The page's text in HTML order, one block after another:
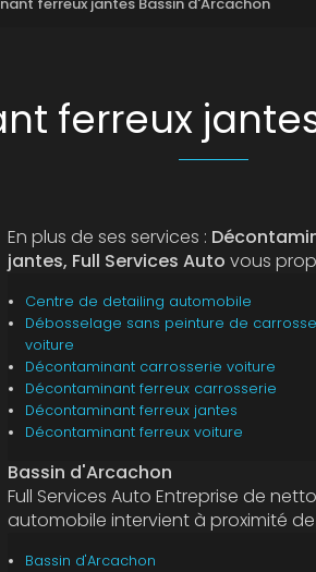
ferreux
En plus de ses services :
jantes, Full Services Auto vous
Centre de detailing automobile
Débosselage sans peinture de
voiture
Décontaminant carrosserie voiture
Décontaminant ferreux carrosserie
Décontaminant ferreux jantes
Décontaminant ferreux voiture
Bassin d'Arcachon
Full Services Auto Entreprise de
automobile intervient à proximité de
Bassin d'Arcachon